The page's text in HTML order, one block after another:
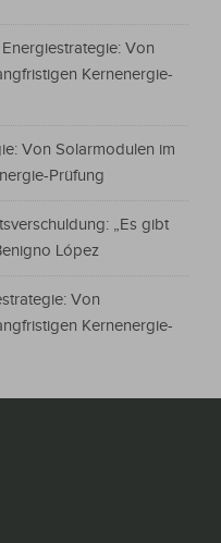
Von
Kernenergie-
Von Solarmodulen im
Prüfung
„Es gibt
López
Von
Kernenergie-